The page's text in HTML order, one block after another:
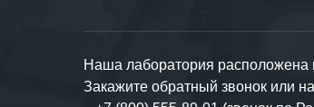
Наша лаборатория расположена
Закажите обратный звонок или